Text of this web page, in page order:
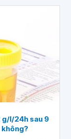
l/24h sau 9